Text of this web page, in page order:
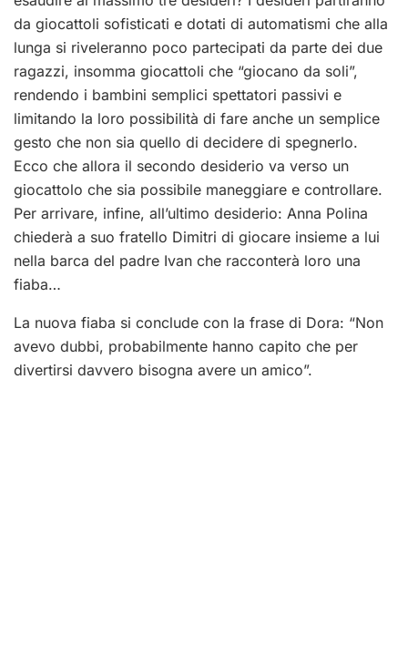
da giocattoli sofisticati e dotati di automatismi che alla
lunga si riveleranno poco partecipati da parte dei due
ragazzi, insomma giocattoli che “giocano da soli”,
rendendo i bambini semplici spettatori passivi e
limitando la loro possibilità di fare anche un semplice
gesto che non sia quello di decidere di spegnerlo.
Ecco che allora il secondo desiderio va verso un
giocattolo che sia possibile maneggiare e controllare.
Per arrivare, infine, all’ultimo desiderio: Anna Polina
chiederà a suo fratello Dimitri di giocare insieme a lui
nella barca del padre Ivan che racconterà loro una
fiaba…
La nuova fiaba si conclude con la frase di Dora: “Non
avevo dubbi, probabilmente hanno capito che per
divertirsi davvero bisogna avere un amico”.